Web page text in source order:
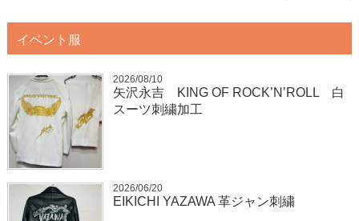
イベント服
2026/08/10
矢沢永吉 KING OF ROCK’N’ROLL 白
スーツ刺繍加工
2026/06/20
EIKICHI YAZAWA 革ジャン刺繍